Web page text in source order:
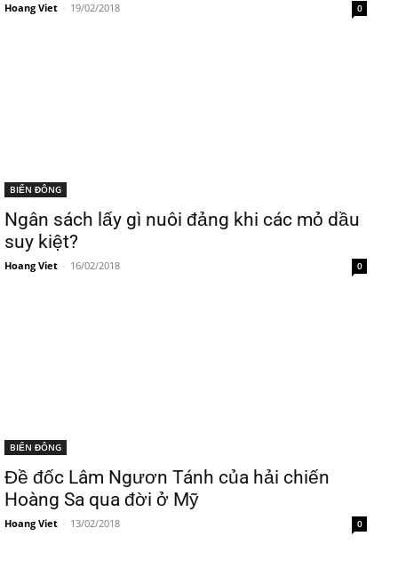
Hoang Viet - 19/02/2018 0
BIỂN ĐÔNG
Ngân sách lấy gì nuôi đảng khi các mỏ dầu
suy kiệt?
Hoang Viet - 16/02/2018 0
BIỂN ĐÔNG
Đề đốc Lâm Ngươn Tánh của hải chiến
Hoàng Sa qua đời ở Mỹ
Hoang Viet - 13/02/2018 0